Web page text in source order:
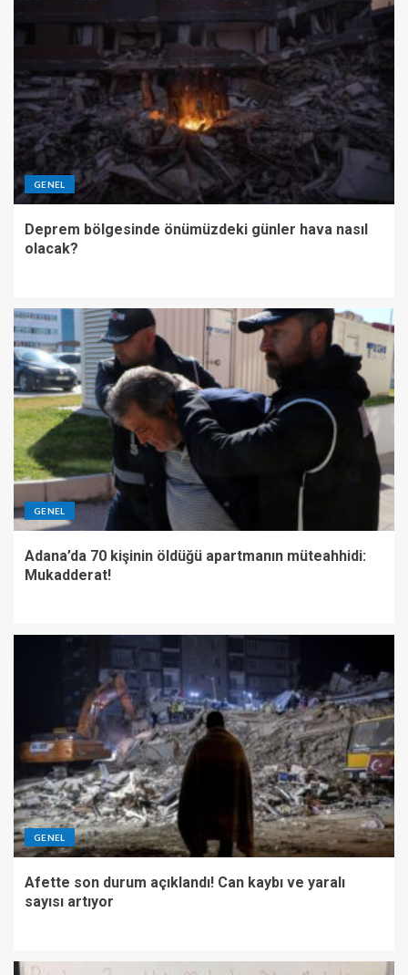
GENEL
Deprem bölgesinde önümüzdeki günler hava nasıl
olacak?
GENEL
Adana’da 70 kişinin öldüğü apartmanın müteahhidi:
Mukadderat!
GENEL
Afette son durum açıklandı! Can kaybı ve yaralı
sayısı artıyor